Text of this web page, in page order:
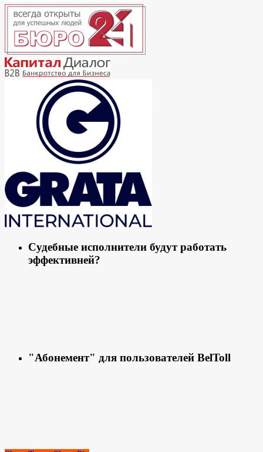
Судебные исполнители будут работать
эффективней?
"Абонемент" для пользователей BelToll